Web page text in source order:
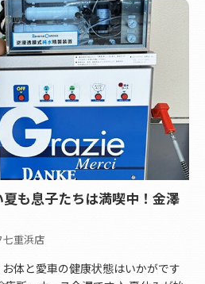
も息子たちは満喫中！金澤
七重浜店
体と愛車の健康状態はいかがです